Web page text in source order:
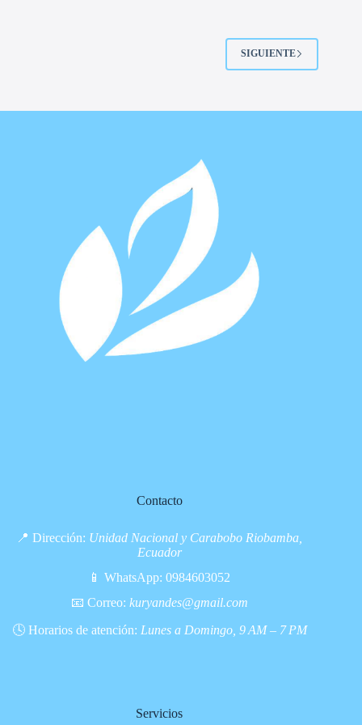
SIGUIENTE
Contacto
📍 Dirección: Unidad Nacional y Carabobo Riobamba,
Ecuador
📱 WhatsApp:0984603052
📧 Correo: kuryandes@gmail.com
🕓 Horarios de atención: Lunes a Domingo, 9 AM – 7 PM
Servicios